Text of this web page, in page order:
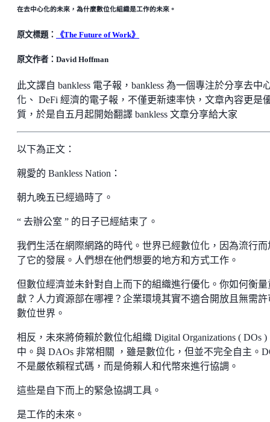
在去中心化的未來，為什麼數位化組織是工作的未來。
原文標題： 《The Future of Work》
原文作者：David Hoffman
此文譯自 bankless 電子報，bankless 為一個專注於分享去中
化、 DeFi 經濟的電子報，不僅更新速率快，文章內容更是
質，於是自五月起開始翻譯 bankless 文章分享給大家
以下為正文：
親愛的 Bankless Nation：
朝九晚五已經過時了。
“ 去辦公室 ” 的日子已經結束了。
我們生活在網際網路的時代。世界已經數位化，因為流行而
了它的發展。人們想在他們想要的地方和方式工作。
但數位經濟並未針對自上而下的組織進行優化。你如何衡量
獻？人力資源部在哪裡？企業環境其實不適合開放且無需許
數位世界。
相反，未來將倚賴於數位化組織 Digital Organizations ( DOs )
中。與 DAOs 非常相關 ，雖是數位化，但並不完全自主。
不是嚴依賴程式碼，而是倚賴人和代幣來進行協調。
這些是自下而上的緊急協調工具。
是工作的未來。